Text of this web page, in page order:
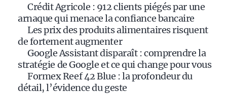
Crédit Agricole : 912 clients piégés par une
arnaque qui menace la confiance bancaire
Les prix des produits alimentaires risquent
de fortement augmenter
Google Assistant disparaît : comprendre la
stratégie de Google et ce qui change pour vous
Formex Reef 42 Blue : la profondeur du
détail, l’évidence du geste